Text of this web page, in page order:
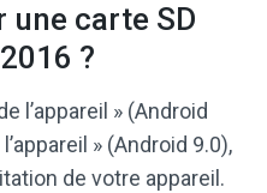
une carte SD
?
l’appareil » (Android
» (Android 9.0),
de votre appareil.